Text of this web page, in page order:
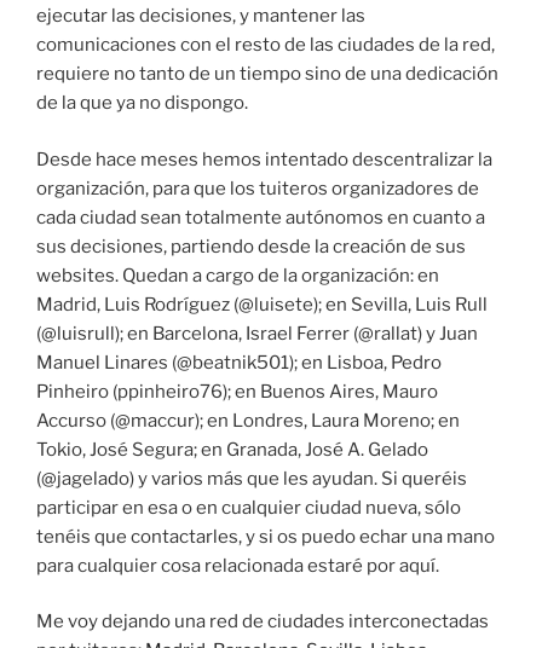
ejecutar las decisiones, y mantener las
comunicaciones con el resto de las ciudades de la red,
requiere no tanto de un tiempo sino de una dedicación
de la que ya no dispongo.
Desde hace meses hemos intentado descentralizar la
organización, para que los tuiteros organizadores de
cada ciudad sean totalmente autónomos en cuanto a
sus decisiones, partiendo desde la creación de sus
websites. Quedan a cargo de la organización: en
Madrid, Luis Rodríguez (@luisete); en Sevilla, Luis Rull
(@luisrull); en Barcelona, Israel Ferrer (@rallat) y Juan
Manuel Linares (@beatnik501); en Lisboa, Pedro
Pinheiro (ppinheiro76); en Buenos Aires, Mauro
Accurso (@maccur); en Londres, Laura Moreno; en
Tokio, José Segura; en Granada, José A. Gelado
(@jagelado) y varios más que les ayudan. Si queréis
participar en esa o en cualquier ciudad nueva, sólo
tenéis que contactarles, y si os puedo echar una mano
para cualquier cosa relacionada estaré por aquí.
Me voy dejando una red de ciudades interconectadas